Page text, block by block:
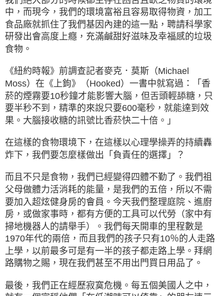
中，而現今，我們的環境富裕且容易取得物資，加工
食品廠就抓住了我們基因內建的這一點，聘請科學家
研發出會高度上癮，充滿鹹甜好滋味及幸福感的垃圾
食物。
《紐約時報》前調查記者麥克．莫斯（Michael
Moss）在《上鉤》（Hooked）一書中就寫過：「香
菸的煙霧要10秒鐘才能影響大腦，但舌頭輕舔糖，只
要半秒不到，精準的來說只要600毫秒，就能達到效
果。大腦接收糖的訊號比香菸快二十倍。」
在這樣的食物環境下，在這樣以心理學操弄的持續轟
炸下，我們要怎麼樣做出「負責任的選擇」？
而且不只是食物，我們已經變得四體不勤了。我們祖
父母做體力活消耗的能量，是我們的五倍，所以不需
要加入超炫健身房的會員。今天我們整理庭院、進廚
房，或做家事時，都有方便的工具可以代勞（家中有
掃地機器人的請舉手）。我們每天開車的里程數是
1970年代的兩倍，而且我們的孩子只有10％的人走路
上學，以前最多可是有一半的孩子都走路上學。拜網
路購物之賜，現在我們甚至不用出門買日用品了。
最後，我們正在經歷寂寞危機。每五個美國人之中，